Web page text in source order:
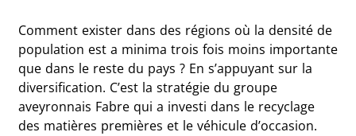
Comment exister dans des régions où la densité de
population est a minima trois fois moins importante
que dans le reste du pays ? En s’appuyant sur la
diversification. C’est la stratégie du groupe
aveyronnais Fabre qui a investi dans le recyclage
des matières premières et le véhicule d’occasion.